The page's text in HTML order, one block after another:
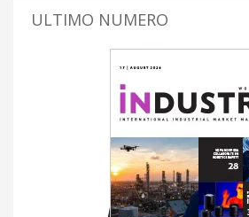
ULTIMO NUMERO